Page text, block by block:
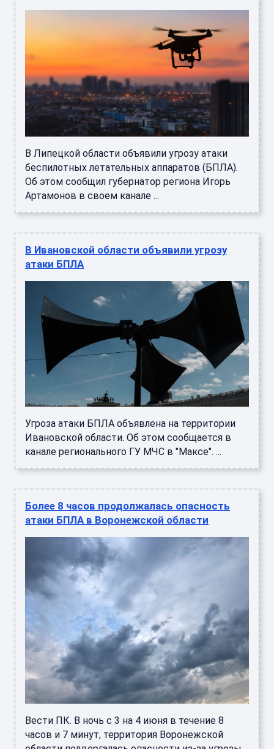
В Липецкой области объявили угрозу атаки
беспилотных летательных аппаратов (БПЛА).
Об этом сообщил губернатор региона Игорь
Артамонов в своем канале ...
В Ивановской области объявили угрозу
атаки БПЛА
Угроза атаки БПЛА объявлена на территории
Ивановской области. Об этом сообщается в
канале регионального ГУ МЧС в "Максе". ...
Более 8 часов продолжалась опасность
атаки БПЛА в Воронежской области
Вести ПК. В ночь с 3 на 4 июня в течение 8
часов и 7 минут, территория Воронежской